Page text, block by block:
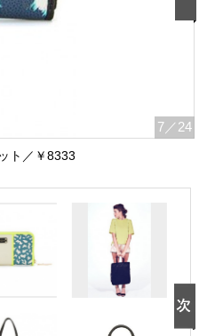
7 ／24
ト／￥8333